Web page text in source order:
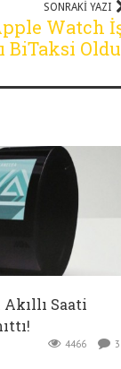
SONRAKI YAZI
Watch
BiTaksi
Saati
4466 3